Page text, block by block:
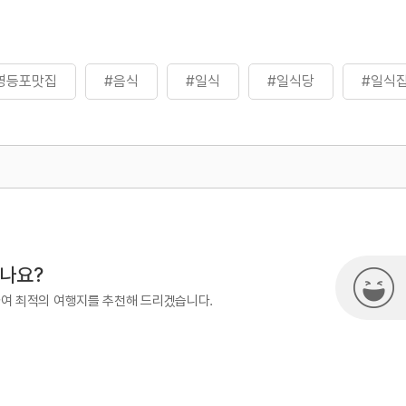
등포맛집 #음식 #일식 #일식당 #일식
요?
최적의 여행지를 추천해 드리겠습니다.